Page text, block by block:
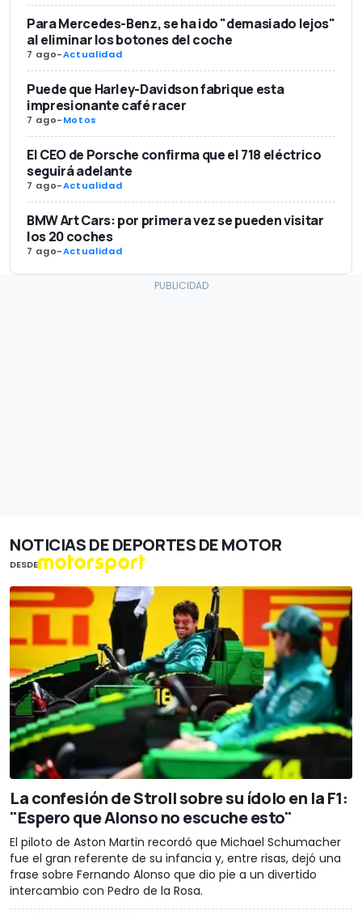
Para Mercedes-Benz, se ha ido "demasiado lejos"
al eliminar los botones del coche
7 ago-Actualidad
Puede que Harley-Davidson fabrique esta
impresionante café racer
7 ago-Motos
El CEO de Porsche confirma que el 718 eléctrico
seguirá adelante
7 ago-Actualidad
BMW Art Cars: por primera vez se pueden visitar
los 20 coches
7 ago-Actualidad
NOTICIAS DE DEPORTES DE MOTOR
DESDE
La confesión de Stroll sobre su ídolo en la F1:
"Espero que Alonso no escuche esto"
El piloto de Aston Martin recordó que Michael Schumacher
fue el gran referente de su infancia y, entre risas, dejó una
frase sobre Fernando Alonso que dio pie a un divertido
intercambio con Pedro de la Rosa.